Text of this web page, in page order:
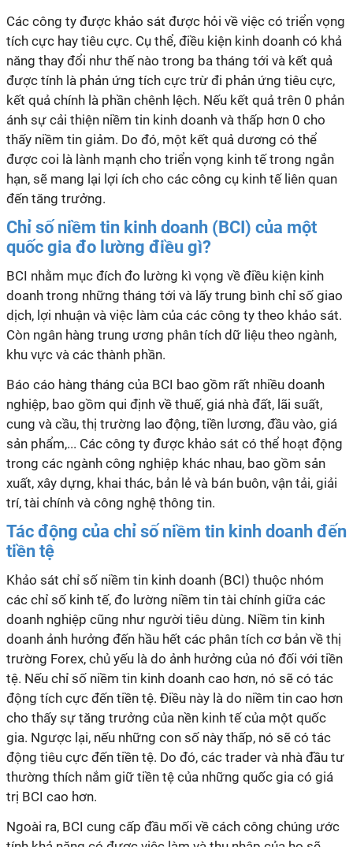
Các công ty được khảo sát được hỏi về việc có triển vọng
tích cực hay tiêu cực. Cụ thể, điều kiện kinh doanh có khả
năng thay đổi như thế nào trong ba tháng tới và kết quả
được tính là phản ứng tích cực trừ đi phản ứng tiêu cực,
kết quả chính là phần chênh lệch. Nếu kết quả trên 0 phản
ánh sự cải thiện niềm tin kinh doanh và thấp hơn 0 cho
thấy niềm tin giảm. Do đó, một kết quả dương có thể
được coi là lành mạnh cho triển vọng kinh tế trong ngắn
hạn, sẽ mang lại lợi ích cho các công cụ kinh tế liên quan
đến tăng trưởng.
Chỉ số niềm tin kinh doanh (BCI) của một
quốc gia đo lường điều gì?
BCI nhằm mục đích đo lường kì vọng về điều kiện kinh
doanh trong những tháng tới và lấy trung bình chỉ số giao
dịch, lợi nhuận và việc làm của các công ty theo khảo sát.
Còn ngân hàng trung ương phân tích dữ liệu theo ngành,
khu vực và các thành phần.
Báo cáo hàng tháng của BCI bao gồm rất nhiều doanh
nghiệp, bao gồm qui định về thuế, giá nhà đất, lãi suất,
cung và cầu, thị trường lao động, tiền lương, đầu vào, giá
sản phẩm,... Các công ty được khảo sát có thể hoạt động
trong các ngành công nghiệp khác nhau, bao gồm sản
xuất, xây dựng, khai thác, bản lẻ và bán buôn, vận tải, giải
trí, tài chính và công nghệ thông tin.
Tác động của chỉ số niềm tin kinh doanh đến
tiền tệ
Khảo sát chỉ số niềm tin kinh doanh (BCI) thuộc nhóm
các chỉ số kinh tế, đo lường niềm tin tài chính giữa các
doanh nghiệp cũng như người tiêu dùng. Niềm tin kinh
doanh ảnh hưởng đến hầu hết các phân tích cơ bản về thị
trường Forex, chủ yếu là do ảnh hưởng của nó đối với tiền
tệ. Nếu chỉ số niềm tin kinh doanh cao hơn, nó sẽ có tác
động tích cực đến tiền tệ. Điều này là do niềm tin cao hơn
cho thấy sự tăng trưởng của nền kinh tế của một quốc
gia. Ngược lại, nếu những con số này thấp, nó sẽ có tác
động tiêu cực đến tiền tệ. Do đó, các trader và nhà đầu tư
thường thích nắm giữ tiền tệ của những quốc gia có giá
trị BCI cao hơn.
Ngoài ra, BCI cung cấp đầu mối về cách công chúng ước